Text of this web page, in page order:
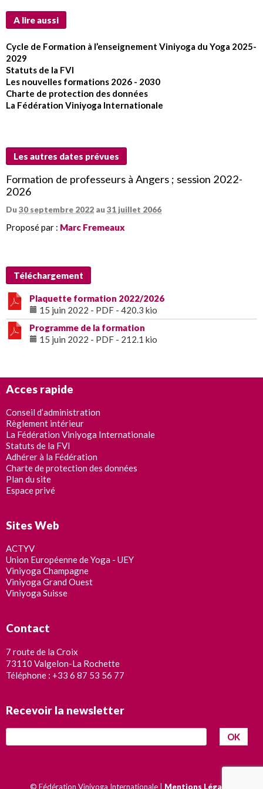
A lire aussi
Cycle de Formation à l’enseignement Viniyoga du Yoga 2025-
2029
Statuts de la FVI
Les nouvelles formations 2026 - 2030
Charte de protection des données
La Fédération Viniyoga Internationale
Les autres dates prévues
Formation de professeurs à Angers ; session 2022-
2026
Du 30 septembre 2022 au 31 juillet 2066
Proposé par : Marc Fremeaux
Téléchargement
Plaquette formation 2022/2026
15 juin 2022 - PDF - 420.3 kio
Programme de la formation
15 juin 2022 - PDF - 212.1 kio
Acces rapide
Conseil d’administration
Règlement intérieur
La Fédération Viniyoga Internationale
Statuts de la FVI
Adhérer à la Fédération
Charte de protection des données
Plan du site
Espace privé
Sites Web
ACTYV
Union Européenne de Yoga - UEY
Viniyoga Champagne
Viniyoga Grand Ouest
Viniyoga Suisse
Contact
7 route de la Croix
73110 Valgelon-La Rochette
Téléphone : +33 6 87 53 56 77
Recevoir la newsletter
OK
© Fédération Viniyoga Internationale | Mentions Légales